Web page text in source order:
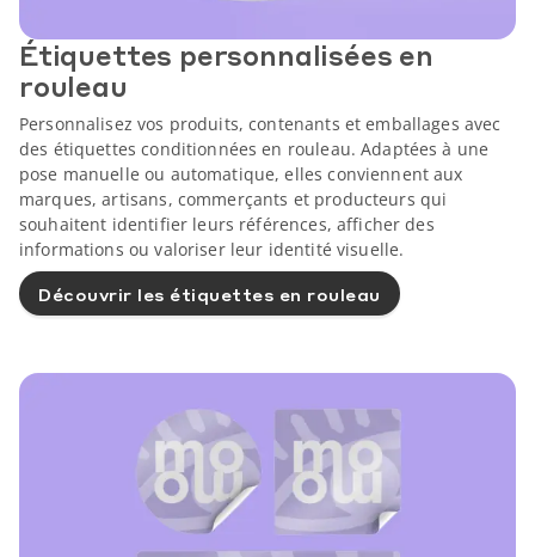
Étiquettes personnalisées en
rouleau
Personnalisez vos produits, contenants et emballages avec
des étiquettes conditionnées en rouleau. Adaptées à une
pose manuelle ou automatique, elles conviennent aux
marques, artisans, commerçants et producteurs qui
souhaitent identifier leurs références, afficher des
informations ou valoriser leur identité visuelle.
Découvrir les étiquettes en rouleau